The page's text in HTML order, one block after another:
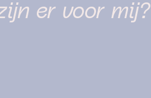
er voor mij?